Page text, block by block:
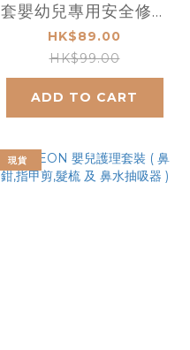
套嬰幼兒專用安全修容
指甲剪刀
HK$89.00
HK$99.00
ADD TO CART
現貨